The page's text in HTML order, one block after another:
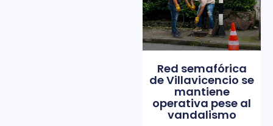
Red semafórica
de Villavicencio se
mantiene
operativa pese al
vandalismo